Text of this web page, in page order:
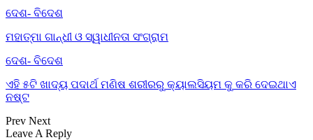
ଦେଶ- ବିଦେଶ
ମହାତ୍ମା ଗାନ୍ଧୀ ଓ ସ୍ୱାଧୀନତା ସଂଗ୍ରାମ
ଦେଶ- ବିଦେଶ
ଏହି ୫ଟି ଖାଦ୍ୟ ପଦାର୍ଥ ମଣିଷ ଶରୀରରୁ କ୍ୟାଲସିୟମ କୁ କରି ଦେଇଥାଏ
ନଷ୍ଟ
Prev Next
Leave A Reply